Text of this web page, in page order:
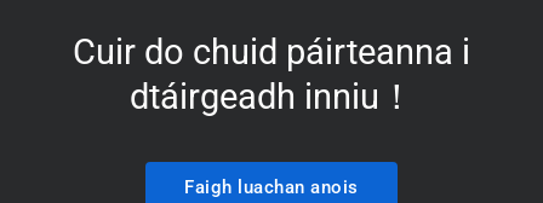
Cuir do chuid páirteanna i
dtáirgeadh inniu！
Faigh luachan anois